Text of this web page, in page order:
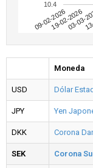
09-02-202619-02-2026
03-03-
10.4
Moneda
USD Dólar
JPY Yen
DKK Corona
SEK Corona